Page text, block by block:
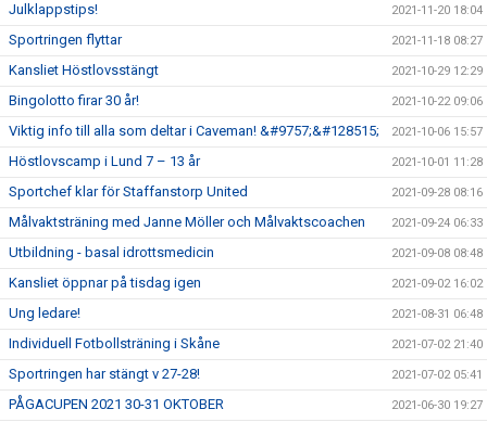
Julklappstips! 2021-11-20 18:04
Sportringen flyttar 2021-11-18 08:27
Kansliet Höstlovsstängt 2021-10-29 12:29
Bingolotto firar 30 år! 2021-10-22 09:06
Viktig info till alla som deltar i Caveman! &#9757;&#128515; 2021-10-06 15:57
Höstlovscamp i Lund 7 – 13 år 2021-10-01 11:28
Sportchef klar för Staffanstorp United 2021-09-28 08:16
Målvaktsträning med Janne Möller och Målvaktscoachen 2021-09-24 06:33
Utbildning - basal idrottsmedicin 2021-09-08 08:48
Kansliet öppnar på tisdag igen 2021-09-02 16:02
Ung ledare! 2021-08-31 06:48
Individuell Fotbollsträning i Skåne 2021-07-02 21:40
Sportringen har stängt v 27-28! 2021-07-02 05:41
PÅGACUPEN 2021 30-31 OKTOBER 2021-06-30 19:27